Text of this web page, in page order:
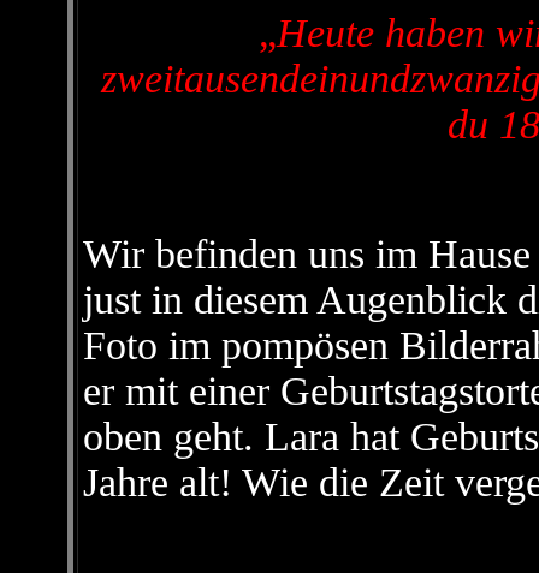
„Heute haben
du
Wir befinden uns im
just in diesem Augenblick
Foto im pompösen
er mit einer
oben geht. Lara hat
Jahre alt! Wie die Zeit